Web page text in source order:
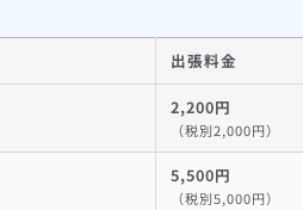
出張料金
2,200円
（税別2,000円）
5,500円
（税別5,000円）